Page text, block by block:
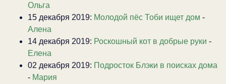
Ольга
15 декабря 2019: Молодой пёс Тоби ищет дом -
Алена
14 декабря 2019: Роскошный кот в добрые руки -
Елена
02 декабря 2019: Подросток Блэки в поисках дома
- Мария